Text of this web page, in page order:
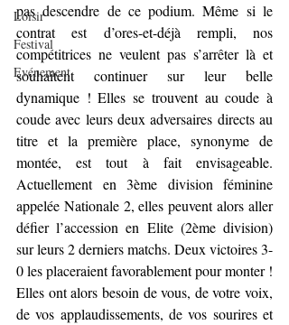
Loisir
Festival
Evénement
pas descendre de ce podium. Même si le
contrat est d’ores-et-déjà rempli, nos
compétitrices ne veulent pas s’arrêter là et
souhaitent continuer sur leur belle
dynamique ! Elles se trouvent au coude à
coude avec leurs deux adversaires directs au
titre et la première place, synonyme de
montée, est tout à fait envisageable.
Actuellement en 3ème division féminine
appelée Nationale 2, elles peuvent alors aller
défier l’accession en Elite (2ème division)
sur leurs 2 derniers matchs. Deux victoires 3-
0 les placeraient favorablement pour monter !
Elles ont alors besoin de vous, de votre voix,
de vos applaudissements, de vos sourires et